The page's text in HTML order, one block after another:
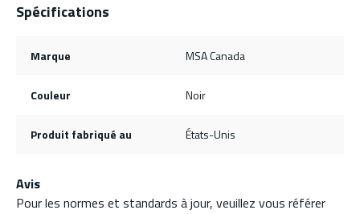
Spécifications
Marque MSA Canada
Couleur Noir
Produit fabriqué au États-Unis
Avis
Pour les normes et standards à jour, veuillez vous référer